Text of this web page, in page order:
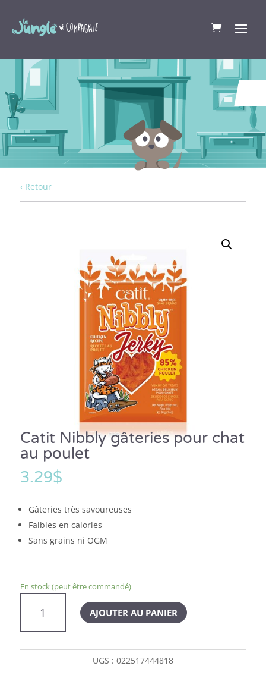
‹ Retour
Catit Nibbly gâteries pour chat
au poulet
3.29$
Gâteries très savoureuses
Faibles en calories
Sans grains ni OGM
En stock (peut être commandé)
AJOUTER AU PANIER
UGS : 022517444818